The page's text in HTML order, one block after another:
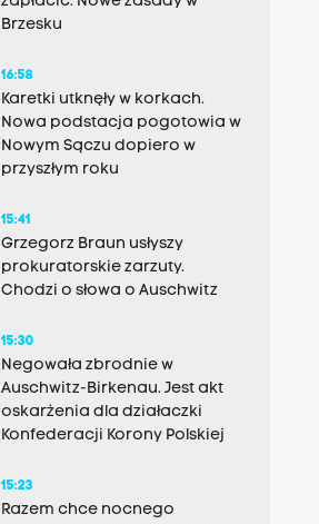
Brzesku
16:58
Karetki utknęły w korkach.
Nowa podstacja pogotowia w
Nowym Sączu dopiero w
przyszłym roku
15:41
Grzegorz Braun usłyszy
prokuratorskie zarzuty.
Chodzi o słowa o Auschwitz
15:30
Negowała zbrodnie w
Auschwitz-Birkenau. Jest akt
oskarżenia dla działaczki
Konfederacji Korony Polskiej
15:23
Razem chce nocnego